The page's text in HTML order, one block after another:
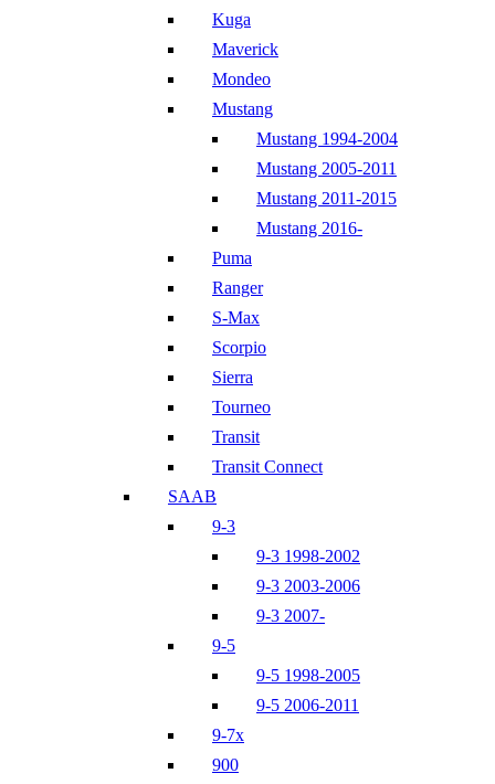
Kuga
Maverick
Mondeo
Mustang
Mustang 1994-2004
Mustang 2005-2011
Mustang 2011-2015
Mustang 2016-
Puma
Ranger
S-Max
Scorpio
Sierra
Tourneo
Transit
Transit Connect
SAAB
9-3
9-3 1998-2002
9-3 2003-2006
9-3 2007-
9-5
9-5 1998-2005
9-5 2006-2011
9-7x
900